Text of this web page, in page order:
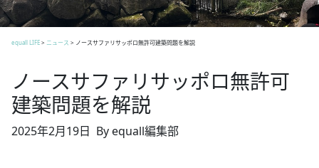
equall LIFE> ニュース > ノースサファリサッポロ無許可建築問題を解説
ノースサファリサッポロ無許可
建築問題を解説
2025年2月19日 By equall編集部